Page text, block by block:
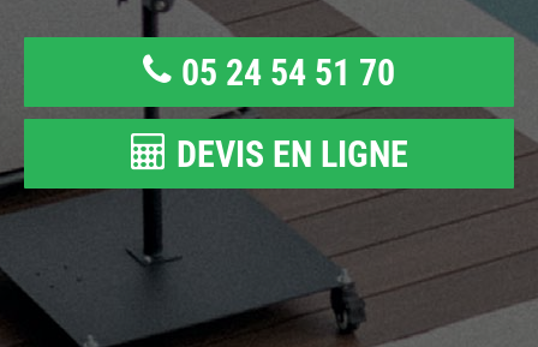
05 24 54 51 70
DEVIS EN LIGNE